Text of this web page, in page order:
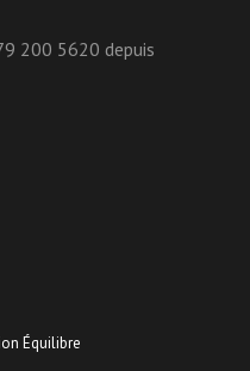
200 5620 depuis
Équilibre